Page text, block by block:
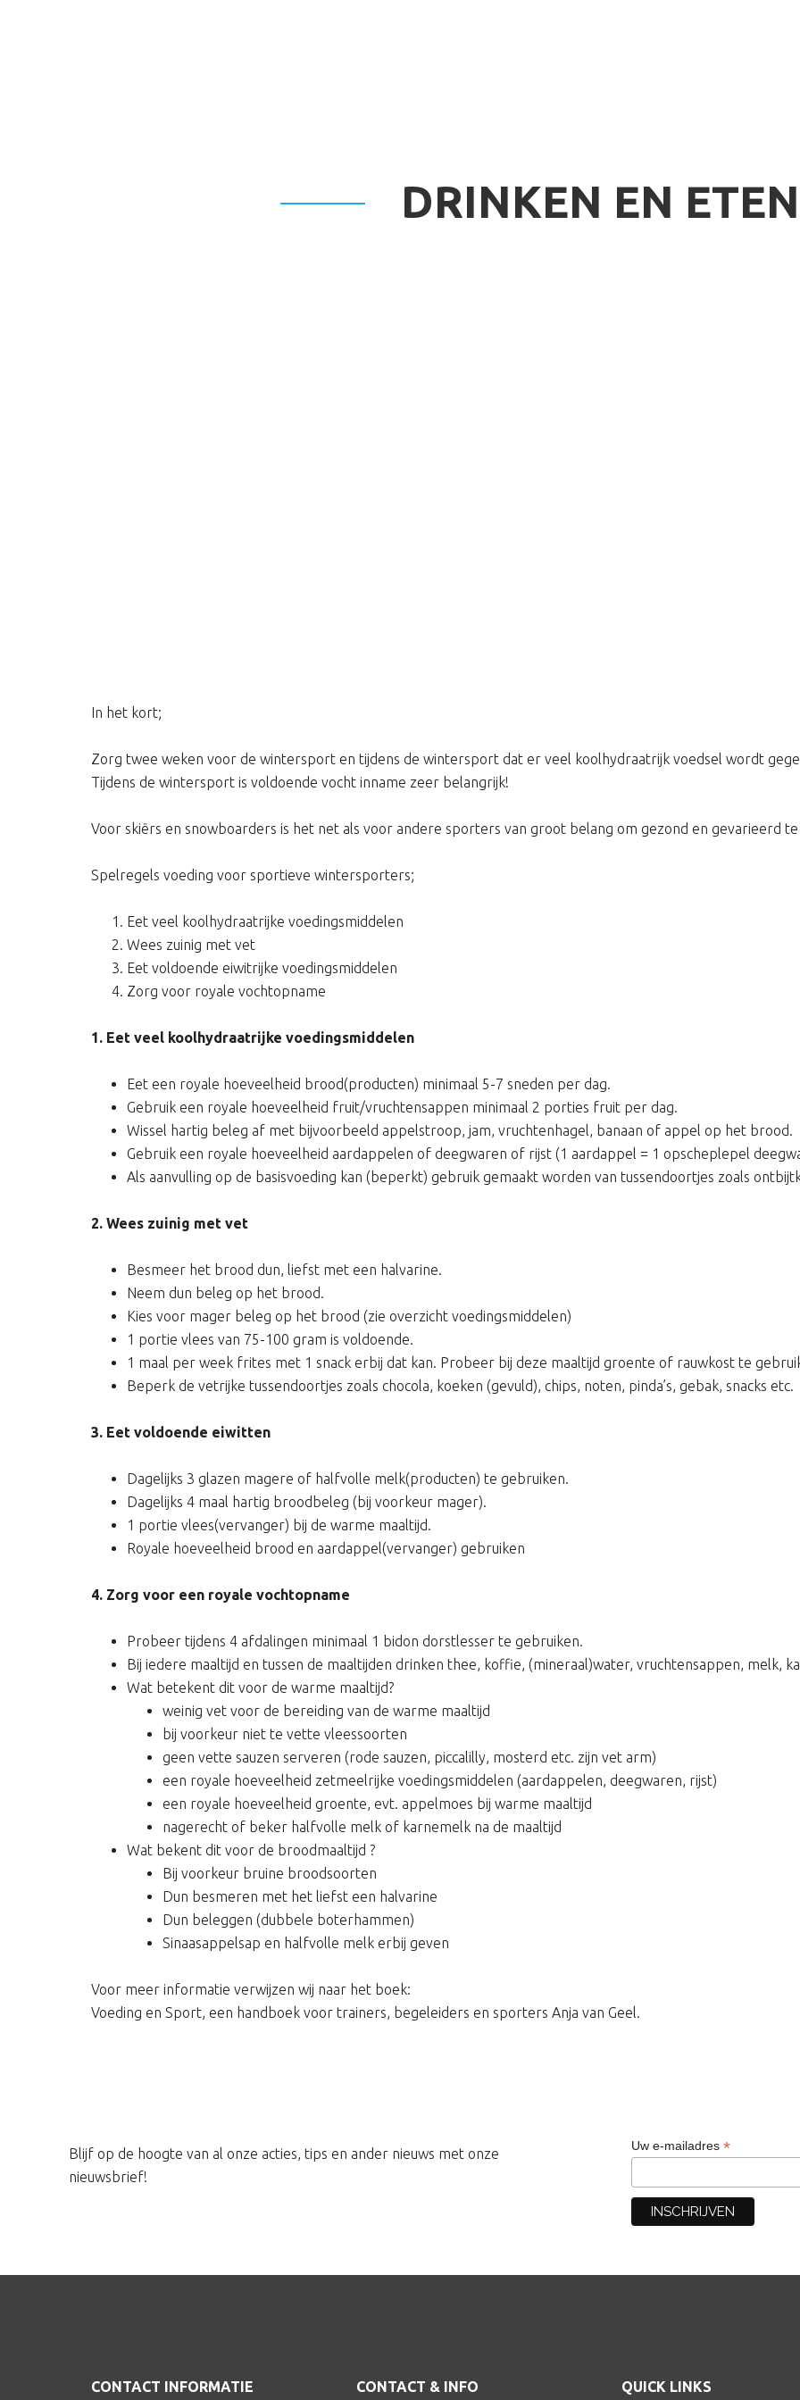
DRINKEN EN ETEN
In het kort;
Zorg twee weken voor de wintersport en tijdens de wintersport dat er veel koolhydraatrijk voedsel wordt
Tijdens de wintersport is voldoende vocht inname zeer belangrijk!
Voor skiërs en snowboarders is het net als voor andere sporters van groot belang om gezond en gevarieerd
Spelregels voeding voor sportieve wintersporters;
Eet veel koolhydraatrijke voedingsmiddelen
Wees zuinig met vet
Eet voldoende eiwitrijke voedingsmiddelen
Zorg voor royale vochtopname
1. Eet veel koolhydraatrijke voedingsmiddelen
Eet een royale hoeveelheid brood(producten) minimaal 5-7 sneden per dag.
Gebruik een royale hoeveelheid fruit/vruchtensappen minimaal 2 porties fruit per dag.
Wissel hartig beleg af met bijvoorbeeld appelstroop, jam, vruchtenhagel, banaan of appel op het brood.
Gebruik een royale hoeveelheid aardappelen of deegwaren of rijst (1 aardappel = 1 opscheplepel
Als aanvulling op de basisvoeding kan (beperkt) gebruik gemaakt worden van tussendoortjes zoals
2. Wees zuinig met vet
Besmeer het brood dun, liefst met een halvarine.
Neem dun beleg op het brood.
Kies voor mager beleg op het brood (zie overzicht voedingsmiddelen)
1 portie vlees van 75-100 gram is voldoende.
1 maal per week frites met 1 snack erbij dat kan. Probeer bij deze maaltijd groente of rauwkost te
Beperk de vetrijke tussendoortjes zoals chocola, koeken (gevuld), chips, noten, pinda’s, gebak, snacks etc.
3. Eet voldoende eiwitten
Dagelijks 3 glazen magere of halfvolle melk(producten) te gebruiken.
Dagelijks 4 maal hartig broodbeleg (bij voorkeur mager).
1 portie vlees(vervanger) bij de warme maaltijd.
Royale hoeveelheid brood en aardappel(vervanger) gebruiken
4. Zorg voor een royale vochtopname
Probeer tijdens 4 afdalingen minimaal 1 bidon dorstlesser te gebruiken.
Bij iedere maaltijd en tussen de maaltijden drinken thee, koffie, (mineraal)water, vruchtensappen, melk,
Wat betekent dit voor de warme maaltijd?
weinig vet voor de bereiding van de warme maaltijd
bij voorkeur niet te vette vleessoorten
geen vette sauzen serveren (rode sauzen, piccalilly, mosterd etc. zijn vet arm)
een royale hoeveelheid zetmeelrijke voedingsmiddelen (aardappelen, deegwaren, rijst)
een royale hoeveelheid groente, evt. appelmoes bij warme maaltijd
nagerecht of beker halfvolle melk of karnemelk na de maaltijd
Wat bekent dit voor de broodmaaltijd ?
Bij voorkeur bruine broodsoorten
Dun besmeren met het liefst een halvarine
Dun beleggen (dubbele boterhammen)
Sinaasappelsap en halfvolle melk erbij geven
Voor meer informatie verwijzen wij naar het boek:
Voeding en Sport, een handboek voor trainers, begeleiders en sporters Anja van Geel.
Blijf op de hoogte van al onze acties, tips en ander nieuws met onze
nieuwsbrief!
Uw e-mailadres *
CONTACT INFORMATIE CONTACT & INFO QUICK LINKS